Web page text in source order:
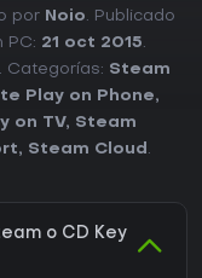
por Noio. Publicado
PC: 21 oct 2015.
. Categorías: Steam
Play on Phone,
on TV, Steam
, Steam Cloud .
o CD Key